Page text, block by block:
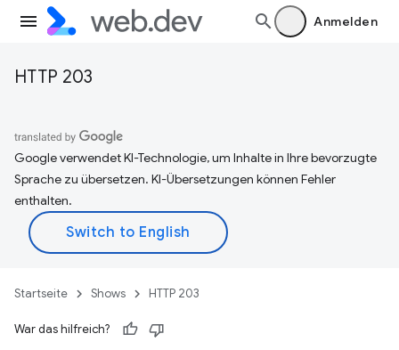
Anmelden
HTTP 203
Google verwendet KI-Technologie, um Inhalte in Ihre bevorzugte
Sprache zu übersetzen. KI-Übersetzungen können Fehler
enthalten.
Startseite Shows HTTP 203
War das hilfreich?